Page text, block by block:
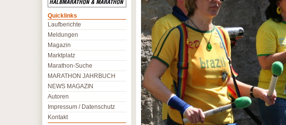
Quicklinks
Laufberichte
Meldungen
Magazin
Marktplatz
Marathon-Suche
MARATHON JAHRBUCH
NEWS MAGAZIN
Autoren
Impressum / Datenschutz
Kontakt